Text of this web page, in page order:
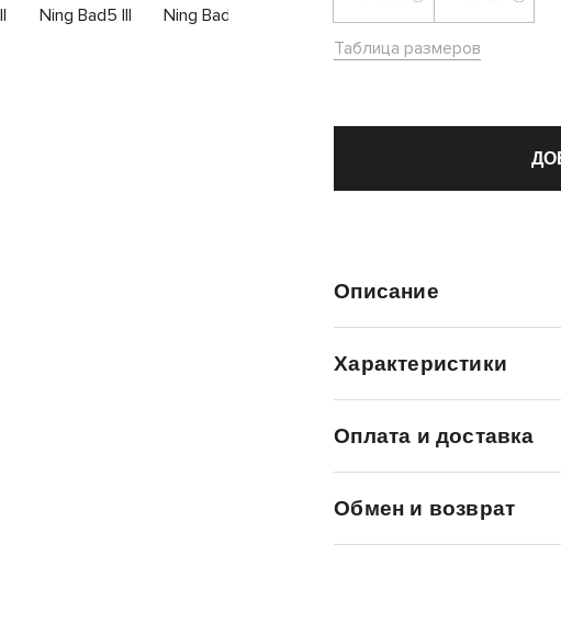
Таблица размеров
Описание
Характеристики
Оплата и доставка
Обмен и возврат